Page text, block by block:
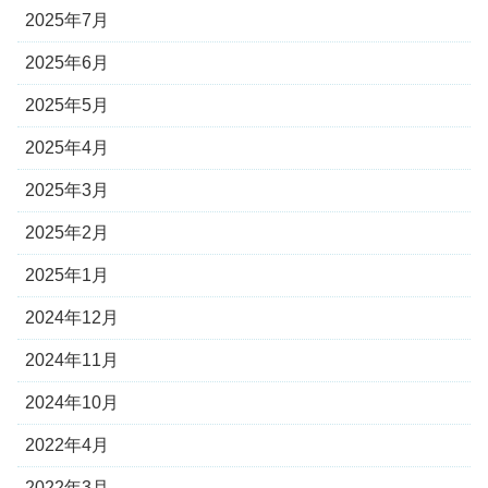
2025年7月
2025年6月
2025年5月
2025年4月
2025年3月
2025年2月
2025年1月
2024年12月
2024年11月
2024年10月
2022年4月